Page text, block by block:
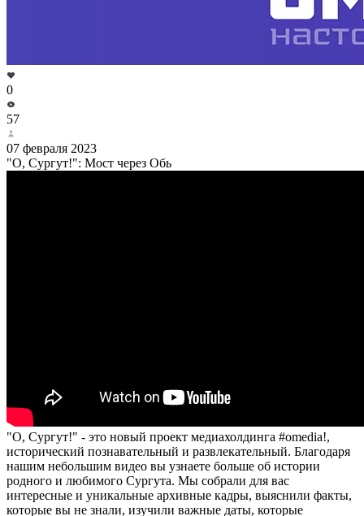
0
57
07 февраля 2023
"О, Сургут!": Мост через Обь
"О, Сургут!" - это новый проект медиахолдинга #omedia!,
исторический познавательный и развлекательный. Благодаря
нашим небольшим видео вы узнаете больше об истории
родного и любимого Сургута. Мы собрали для вас
интересные и уникальные архивные кадры, выяснили факты,
которые вы не знали, изучили важные даты, которые